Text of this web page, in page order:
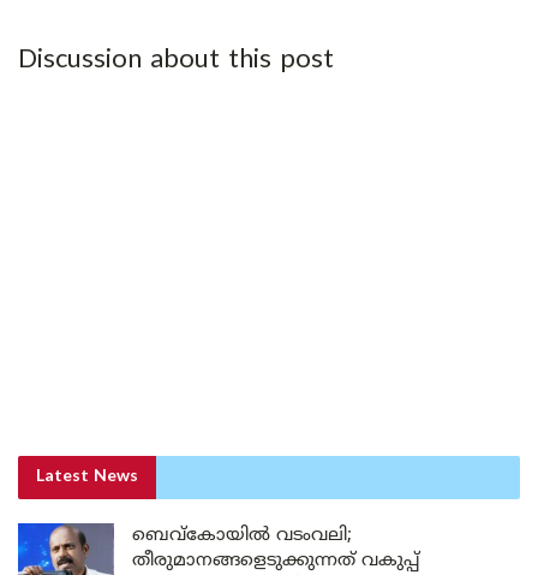
Discussion about this post
Latest News
ബെവ്കോയിൽ വടംവലി;
തീരുമാനങ്ങളെടുക്കുന്നത് വകുപ്പ്